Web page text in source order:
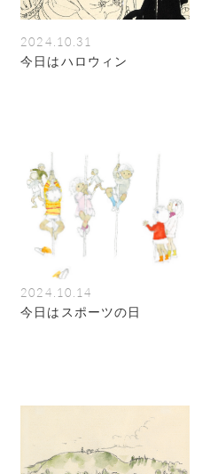
2024.10.31
今日はハロウィン
2024.10.14
今日はスポーツの日